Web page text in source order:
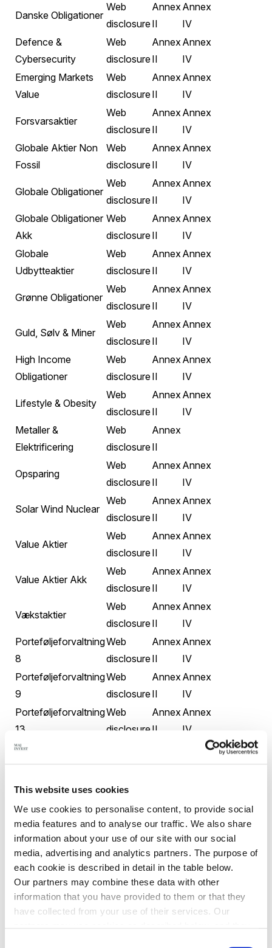
This website uses cookies
We use cookies to personalise content, to provide social
media features and to analyse our traffic. We also share
information about your use of our site with our social
media, advertising and analytics partners. The purpose of
each cookie is described in detail in the table below.
Our partners may combine these data with other
information that you have provided to them or that they
have collected from your use of their services. Our
Danske Obligationer
Web
disclosure
Annex
II
Annex
IV
Defence &
Cybersecurity
Web
disclosure
Annex
II
Annex
IV
Emerging Markets
Value
Web
disclosure
Annex
II
Annex
IV
Forsvarsaktier
Web
disclosure
Annex
II
Annex
IV
Globale Aktier Non
Fossil
Web
disclosure
Annex
II
Annex
IV
Globale Obligationer
Web
disclosure
Annex
II
Annex
IV
Globale Obligationer
Akk
Web
disclosure
Annex
II
Annex
IV
Globale
Udbytteaktier
Web
disclosure
Annex
II
Annex
IV
Grønne Obligationer
Web
disclosure
Annex
II
Annex
IV
Guld, Sølv & Miner
Web
disclosure
Annex
II
Annex
IV
High Income
Obligationer
Web
disclosure
Annex
II
Annex
IV
Lifestyle & Obesity
Web
disclosure
Annex
II
Annex
IV
Metaller &
Elektrificering
Web
disclosure
Annex
II
Opsparing
Web
disclosure
Annex
II
Annex
IV
Solar Wind Nuclear
Web
disclosure
Annex
II
Annex
IV
Value Aktier
Web
disclosure
Annex
II
Annex
IV
Value Aktier Akk
Web
disclosure
Annex
II
Annex
IV
Vækstaktier
Web
disclosure
Annex
II
Annex
IV
Porteføljeforvaltning
8
Web
disclosure
Annex
II
Annex
IV
Porteføljeforvaltning
9
Web
disclosure
Annex
II
Annex
IV
Porteføljeforvaltning
13
Web
disclosure
Annex
II
Annex
IV
Porteføljeforvaltning
14
disclosureII
Annex
IV
Porteføljeforvaltning
19
Web
disclosure
Annex
II
Annex
IV
Porteføljeforvaltning
22
Web
disclosure
Annex
II
Annex
IV
PorteføljeforvaltningWeb
disclosure
Annex
II
Annex
IV